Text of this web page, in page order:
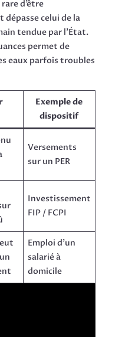
d’être
celui de la
tendue par l’État.
permet de
eaux parfois troubles
Exemple de
dispositif
Versements
sur un PER
Investissement
FIP / FCPI
Emploi d'un
salarié à
domicile